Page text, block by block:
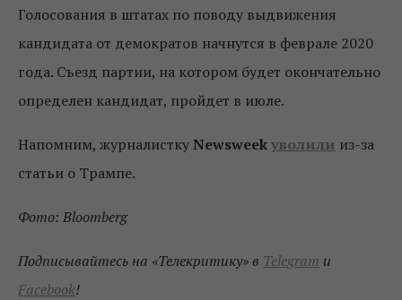
Голосования в штатах по поводу выдвижения
кандидата от демократов начнутся в феврале 2020
года. Съезд партии, на котором будет окончательно
определен кандидат, пройдет в июле.
Напомним, журналисткуNewsweekуволили из-за
статьи о Трампе.
Фото: Bloomberg
Подписывайтесь на «Телекритику» в Telegram и
Facebook!